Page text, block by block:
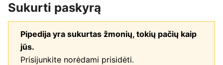
Sukurti paskyrą
Pipedija yra sukurtas žmonių, tokių pačių kaip
jūs.
Prisijunkite norėdami prisidėti.